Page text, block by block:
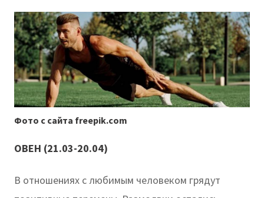
Фото с сайта freepik.com
ОВЕН (21.03-20.04)
В отношениях с любимым человеком грядут